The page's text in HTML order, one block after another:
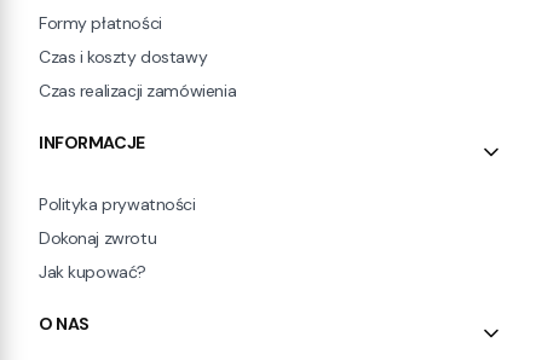
Formy płatności
Czas i koszty dostawy
Czas realizacji zamówienia
INFORMACJE
Polityka prywatności
Dokonaj zwrotu
Jak kupować?
O NAS